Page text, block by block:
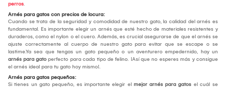
perros.
Arnés para gatos con precios de locura:
Cuando se trata de la seguridad y comodidad de nuestro gato, la calidad del arnés es
fundamental. Es importante elegir un arnés que esté hecho de materiales resistentes y
duraderos, como el nylon o el cuero. Además, es crucial asegurarse de que el arnés se
ajuste correctamente al cuerpo de nuestro gato para evitar que se escape o se
lastime.Ya sea que tengas un gato pequeño o un aventurero empedernido, hay un
arnés para gato perfecto para cada tipo de felino. ¡Así que no esperes más y consigue
el arnés ideal para tu gato hoy mismo!.
Arnés para gatos pequeños:
Si tienes un gato pequeño, es importante elegir el mejor arnés para gatos el cuál se